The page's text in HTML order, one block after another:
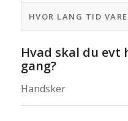
HVOR LANG TID
Hvad skal du
gang?
Handsker